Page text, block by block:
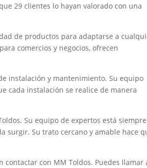
29 clientes lo hayan valorado con una
de productos para adaptarse a
comercios y negocios, ofrecen
instalación y mantenimiento. Su equipo
cada instalación se realice de manera
Su equipo de expertos está siempre
surgir. Su trato cercano y amable hace
contactar con MM Toldos. Puedes llamar